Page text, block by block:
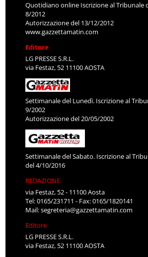
Quotidiano online Iscrizione al Tribunale
8/2012
Autorizzazione del 13/12/2012
www.gazzettamatin.com
Editore
LG PRESSE S.R.L.
via Festaz, 52 11100 AOSTA
Settimanale del Lunedì. Iscrizione al
9/2002
Autorizzazione del 20/05/2002
Settimanale del Sabato. Iscrizione al
del 4/10/2016
REDAZIONE
via Festaz, 52 - 11100 Aosta
Tel: 0165/231711 - Fax: 0165/1820141
Mail:segreteria@gazzettamatin.com
Editore
LG PRESSE S.R.L.
via Festaz, 52 11100 AOSTA